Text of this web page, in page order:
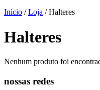
Início /Loja / Halteres
Halteres
Nenhum produto foi
nossas redes